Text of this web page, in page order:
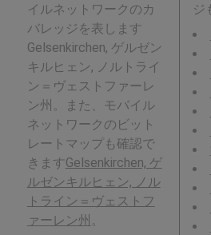
イルネットワークのカ
バレッジを表します
Gelsenkirchen, ゲルゼン
キルヒェン, ノルトライ
ン＝ヴェストファーレ
ン州。また、モバイル
ネットワークのビット
レートマップも確認で
きます Gelsenkirchen, ゲ
ルゼンキルヒェン, ノル
トライン＝ヴェストフ
ァーレン州 。
ジ